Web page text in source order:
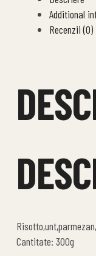
Additional
Recenzii (0)
Cantitate: 300g